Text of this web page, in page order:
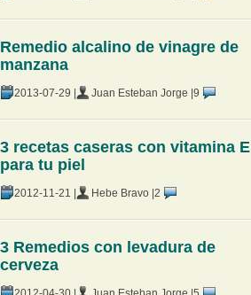
Remedio alcalino de vinagre de
manzana
2013-07-29 | Juan Esteban Jorge | 9
3 recetas caseras con vitamina E
para tu piel
2012-11-21 | Hebe Bravo | 2
3 Remedios con levadura de
cerveza